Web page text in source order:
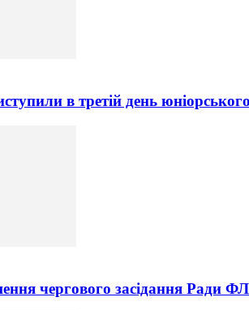
в третій день
чергового засідання Ради